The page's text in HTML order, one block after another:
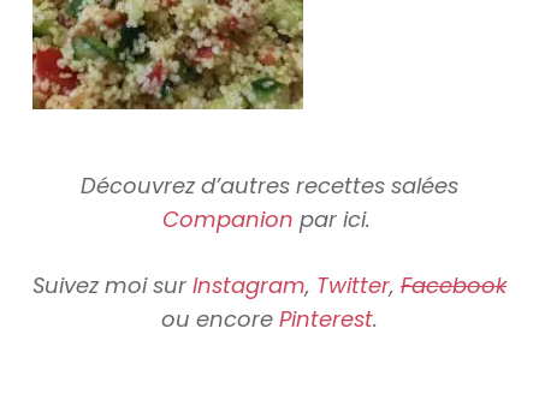
Découvrez d’autres recettes salées
Companion par ici.
Suivez moi sur Instagram, Twitter, Facebook
ou encore Pinterest.